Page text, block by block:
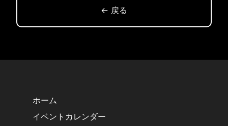
← 戻る
ホーム
イベントカレンダー